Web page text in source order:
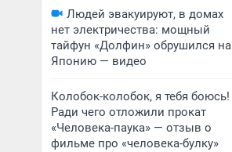
Людей эвакуируют, в домах
нет электричества: мощный
тайфун «Долфин» обрушился на
Японию — видео
Колобок-колобок, я тебя боюсь!
Ради чего отложили прокат
«Человека-паука» — отзыв о
фильме про «человека-булку»